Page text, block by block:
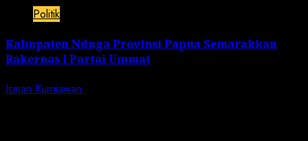
Politik
Kabupaten Nduga Provinsi Papua Semarakkan
Rakernas I Partai Ummat
Isman Kurniawan